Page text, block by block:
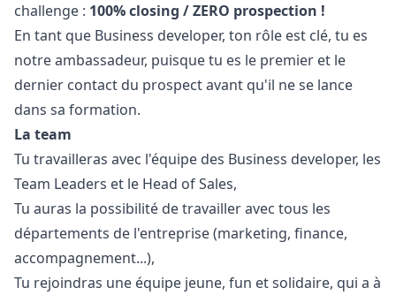
challenge : 100% closing / ZERO prospection !
En tant que Business developer, ton rôle est clé, tu es
notre ambassadeur, puisque tu es le premier et le
dernier contact du prospect avant qu'il ne se lance
dans sa formation.
La team
Tu travailleras avec l'équipe des Business developer, les
Team Leaders et le Head of Sales,
Tu auras la possibilité de travailler avec tous les
départements de l'entreprise (marketing, finance,
accompagnement...),
Tu rejoindras une équipe jeune, fun et solidaire, qui a à